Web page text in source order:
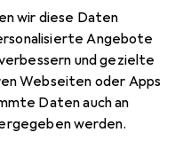
wir diese Daten
Angebote
und gezielte
Webseiten oder Apps
Daten auch an
werden.